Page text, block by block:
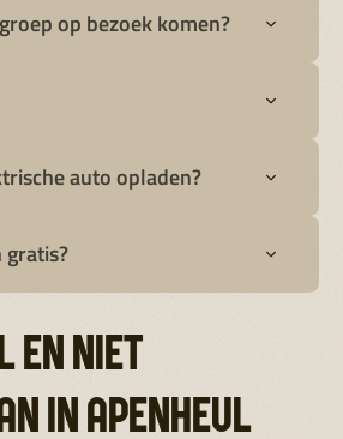
op bezoek komen?
auto opladen?
EN NIET
IN APENHEUL